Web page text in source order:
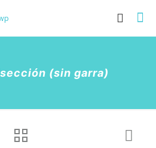
(sin garra)